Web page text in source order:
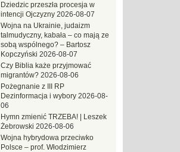
Dziedzic przeszła procesja w
intencji Ojczyzny 2026-08-07
Wojna na Ukrainie, judaizm
talmudyczny, kabała – co mają ze
sobą wspólnego? – Bartosz
Kopczyński 2026-08-07
Czy Biblia każe przyjmować
migrantów? 2026-08-06
Pożegnanie z III RP
Dezinformacja i wybory 2026-08-
06
Hymn zmienić TRZEBA! | Leszek
Żebrowski 2026-08-06
Wojna hybrydowa przeciwko
Polsce – prof. Włodzimierz